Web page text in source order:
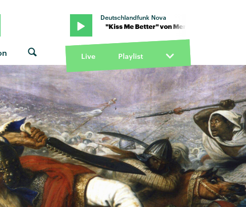
Deutschlandfunk Nova
Henderson · "Kiss Me Better" von Mercer Henderson · "Kiss Me
Live Playlist